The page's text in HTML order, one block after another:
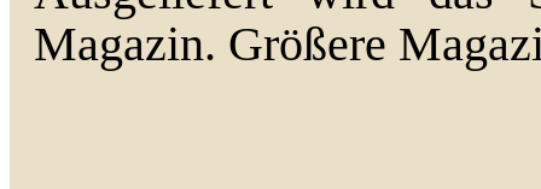
Magazin. Größere